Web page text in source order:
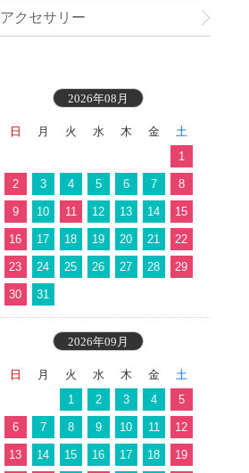
アクセサリー
2026年08月
日 月 火 水 木 金
土
1
2 3 4 5 6 7 8
9 10 11 12 13 14 15
16 17 18 19 20 21 22
23 24 25 26 27 28 29
30 31
2026年09月
日 月 火 水 木 金
土
1
2 3 4 5
6 7 8 9 10 11 12
13 14 15 16 17 18 19